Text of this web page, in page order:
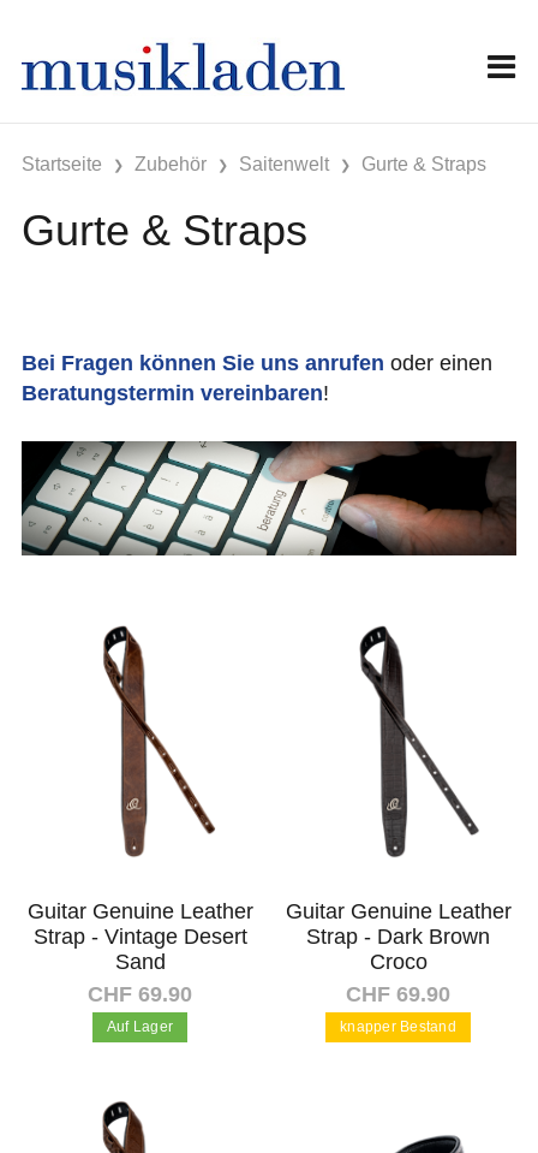
Startseite Zubehör Saitenwelt Gurte & Straps
Gurte & Straps
Bei Fragen können Sie uns anrufen oder einen
Beratungstermin vereinbaren!
Guitar Genuine Leather
Strap - Vintage Desert
Sand
CHF 69.90
Auf Lager
In den Warenkorb
Guitar Genuine Leather
Strap - Dark Brown
Croco
CHF 69.90
knapper Bestand